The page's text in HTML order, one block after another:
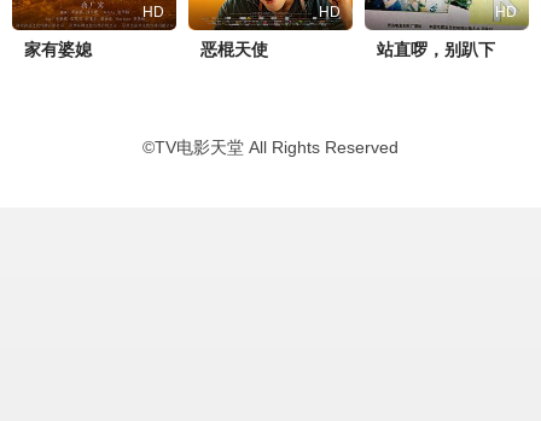
HD
家有婆媳
HD
恶棍天使
HD
站直啰，别趴下
©TV电影天堂 All Rights Reserved